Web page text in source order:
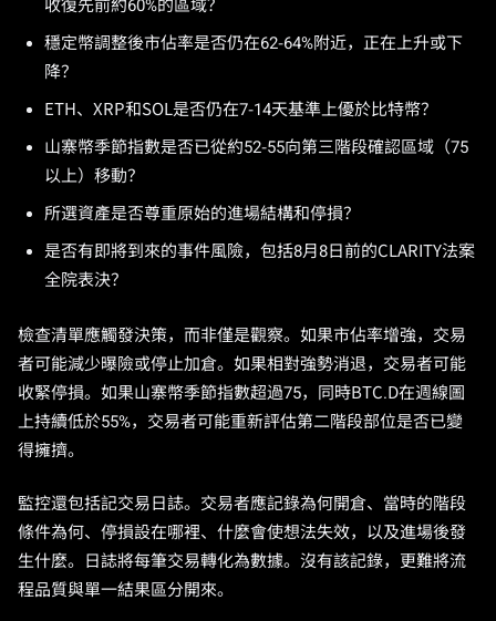
收復先前約60%的區域？
穩定幣調整後市佔率是否仍在62-64%附近，正在上升或下
降？
ETH、XRP和SOL是否仍在7-14天基準上優於比特幣？
山寨幣季節指數是否已從約52-55向第三階段確認區域（75
以上）移動？
所選資產是否尊重原始的進場結構和停損？
是否有即將到來的事件風險，包括8月8日前的CLARITY法案
全院表決？
檢查清單應觸發決策，而非僅是觀察。如果市佔率增強，交易
者可能減少曝險或停止加倉。如果相對強勢消退，交易者可能
收緊停損。如果山寨幣季節指數超過75，同時BTC.D在週線圖
上持續低於55%，交易者可能重新評估第二階段部位是否已變
得擁擠。
監控還包括記交易日誌。交易者應記錄為何開倉、當時的階段
條件為何、停損設在哪裡、什麼會使想法失效，以及進場後發
生什麼。日誌將每筆交易轉化為數據。沒有該記錄，更難將流
程品質與單一結果區分開來。